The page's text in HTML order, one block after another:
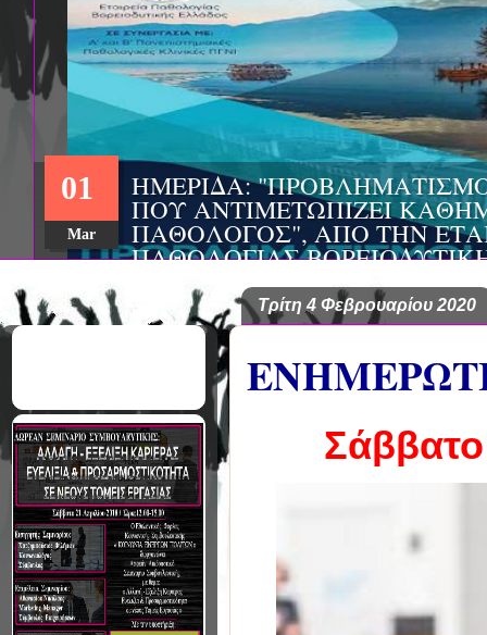
ΣΥΝΕΔΡΙΟ:
ΦΡΟΝΤΙΔΑΣ», ΑΠΟ
ΚΟΙΝΩΝΙΚΗΣ
ΣΑΚΕΛΛΑΡΟΠΟΥΛΟΣ
ΔΙΚΤΥΟ ΦΟΡΕΩΝ
ΑSKLEPIOS
22
Aug
Τρίτη 4 Φεβρουαρίου 2020